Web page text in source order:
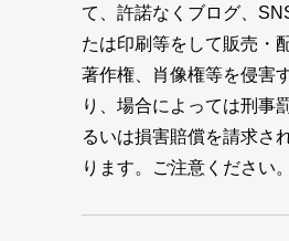
て、許諾なくブログ、
たは印刷等をして販売・
著作権、肖像権等を侵害
り、場合によっては刑事
るいは損害賠償を請求さ
ります。ご注意ください。